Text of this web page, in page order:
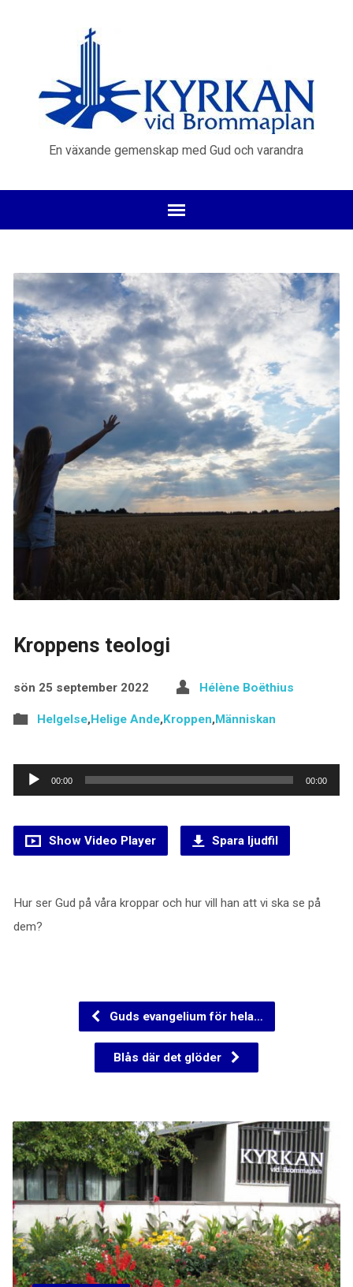
En växande gemenskap med Gud och varandra
Kroppens teologi
sön 25 september 2022 Hélène Boëthius
Helgelse,Helige Ande,Kroppen,Människan
Ljudspelare
00:00 00:00
Show Video Player Spara ljudfil
Hur ser Gud på våra kroppar och hur vill han att vi ska se på
dem?
Guds evangelium för hela…
Blås där det glöder